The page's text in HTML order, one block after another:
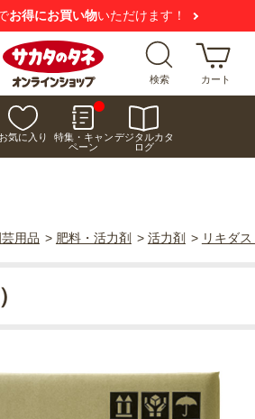
お得にお買い物いただけます！
検索 カート
お気に入り
特集・キャン
ペーン
デジタルカタ
ログ
用品 > 肥料・活力剤 > 活力剤 > リキダ